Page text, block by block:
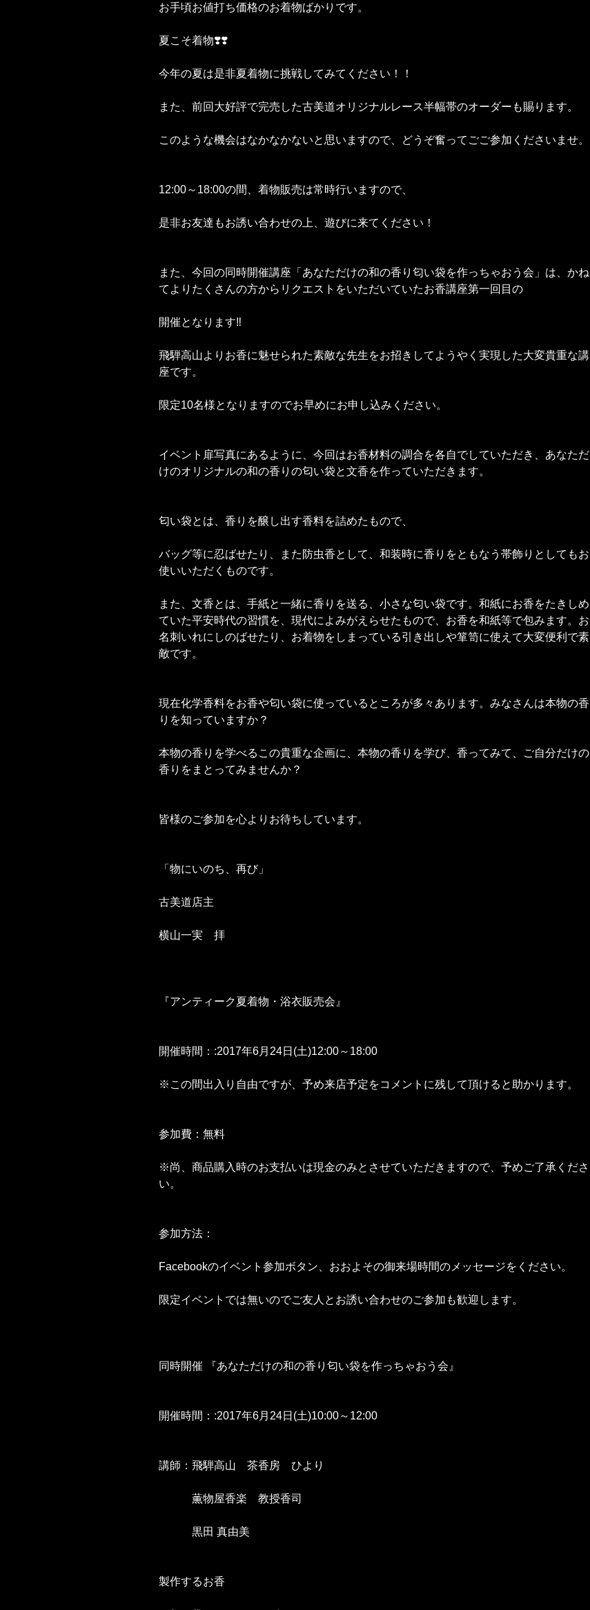
お手頃お値打ち価格のお着物ばかりです。
夏こそ着物❣️❣️
今年の夏は是非夏着物に挑戦してみてください！！
また、前回大好評で完売した古美道オリジナルレース半幅帯のオーダーも賜ります。
このような機会はなかなかないと思いますので、どうぞ奮ってごご参加くださいませ。
12:00～18:00の間、着物販売は常時行いますので、
是非お友達もお誘い合わせの上、遊びに来てください！
また、今回の同時開催講座「あなただけの和の香り匂い袋を作っちゃおう会」は、かね
てよりたくさんの方からリクエストをいただいていたお香講座第一回目の
開催となります‼️
飛騨高山よりお香に魅せられた素敵な先生をお招きしてようやく実現した大変貴重な講
座です。
限定10名様となりますのでお早めにお申し込みください。
イベント扉写真にあるように、今回はお香材料の調合を各自でしていただき、あなただ
けのオリジナルの和の香りの匂い袋と文香を作っていただきます。
匂い袋とは、香りを醸し出す香料を詰めたもので、
バッグ等に忍ばせたり、また防虫香として、和装時に香りをともなう帯飾りとしてもお
使いいただくものです。
また、文香とは、手紙と一緒に香りを送る、小さな匂い袋です。和紙にお香をたきしめ
ていた平安時代の習慣を、現代によみがえらせたもので、お香を和紙等で包みます。お
名刺いれにしのばせたり、お着物をしまっている引き出しや箪笥に使えて大変便利で素
敵です。
現在化学香料をお香や匂い袋に使っているところが多々あります。みなさんは本物の香
りを知っていますか？
本物の香りを学べるこの貴重な企画に、本物の香りを学び、香ってみて、ご自分だけの
香りをまとってみませんか？
皆様のご参加を心よりお待ちしています。
「物にいのち、再び」
古美道店主
横山一実　拝
『アンティーク夏着物・浴衣販売会』
開催時間：:2017年6月24日(土)12:00～18:00
※この間出入り自由ですが、予め来店予定をコメントに残して頂けると助かります。
参加費：無料
※尚、商品購入時のお支払いは現金のみとさせていただきますので、予めご了承くださ
い。
参加方法：
Facebookのイベント参加ボタン、おおよその御来場時間のメッセージをください。
限定イベントでは無いのでご友人とお誘い合わせのご参加も歓迎します。
同時開催 『あなただけの和の香り匂い袋を作っちゃおう会』
開催時間：:2017年6月24日(土)10:00～12:00
講師：飛騨高山　茶香房　ひより
薫物屋香楽　教授香司
黒田 真由美
製作するお香